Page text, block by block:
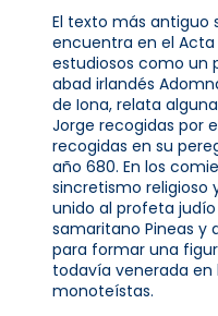
El texto más antiguo
encuentra en el
estudiosos como un
abad irlandés
de Iona, relata
Jorge recogidas por
recogidas en su
año 680. En los
sincretismo religioso
unido al profeta judío
samaritano Pineas y
para formar una
todavía venerada en
monoteístas.